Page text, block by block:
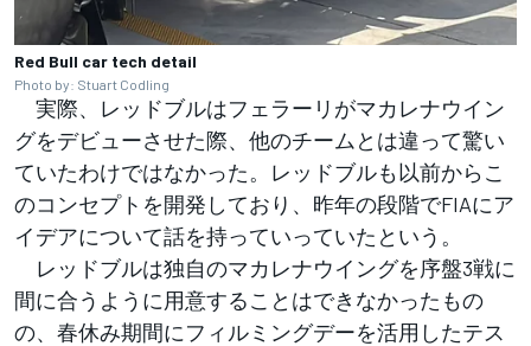
Red Bull car tech detail
Photo by: Stuart Codling
実際、レッドブルはフェラーリがマカレナウイン
グをデビューさせた際、他のチームとは違って驚い
ていたわけではなかった。レッドブルも以前からこ
のコンセプトを開発しており、昨年の段階でFIAにア
イデアについて話を持っていっていたという。
レッドブルは独自のマカレナウイングを序盤3戦に
間に合うように用意することはできなかったもの
の、春休み期間にフィルミングデーを活用したテス